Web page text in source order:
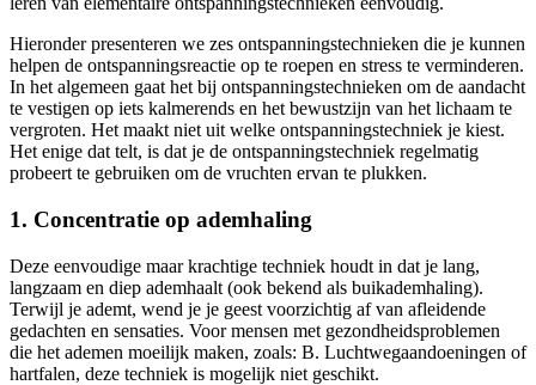
Hieronder presenteren we zes ontspanningstechnieken die je kunnen
helpen de ontspanningsreactie op te roepen en stress te verminderen.
In het algemeen gaat het bij ontspanningstechnieken om de aandacht
te vestigen op iets kalmerends en het bewustzijn van het lichaam te
vergroten. Het maakt niet uit welke ontspanningstechniek je kiest.
Het enige dat telt, is dat je de ontspanningstechniek regelmatig
probeert te gebruiken om de vruchten ervan te plukken.
1. Concentratie op ademhaling
Deze eenvoudige maar krachtige techniek houdt in dat je lang,
langzaam en diep ademhaalt (ook bekend als buikademhaling).
Terwijl je ademt, wend je je geest voorzichtig af van afleidende
gedachten en sensaties. Voor mensen met gezondheidsproblemen
die het ademen moeilijk maken, zoals: B. Luchtwegaandoeningen of
hartfalen, deze techniek is mogelijk niet geschikt.